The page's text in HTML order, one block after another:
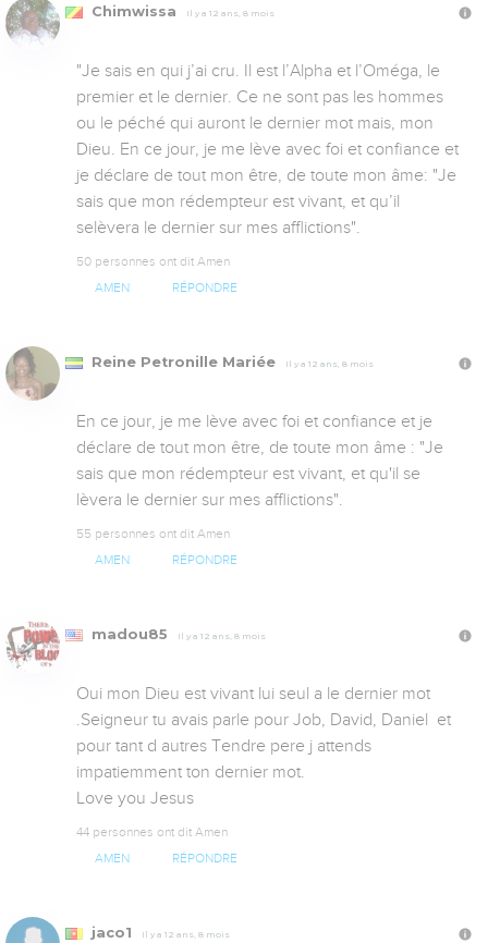
Chimwissa Il y a 12 ans, 8 mois
"Je sais en qui j’ai cru. Il est l’Alpha et l’Oméga, le
premier et le dernier. Ce ne sont pas les hommes
ou le péché qui auront le dernier mot mais, mon
Dieu. En ce jour, je me lève avec foi et confiance et
je déclare de tout mon être, de toute mon âme: "Je
sais que mon rédempteur est vivant, et qu’il
selèvera le dernier sur mes afflictions".
50 personnes ont dit Amen
AMEN RÉPONDRE
Reine Petronille Mariée Il y a 12 ans, 8 mois
En ce jour, je me lève avec foi et confiance et je
déclare de tout mon être, de toute mon âme : "Je
sais que mon rédempteur est vivant, et qu'il se
lèvera le dernier sur mes afflictions".
55 personnes ont dit Amen
AMEN RÉPONDRE
madou85 Il y a 12 ans, 8 mois
Oui mon Dieu est vivant lui seul a le dernier mot
.Seigneur tu avais parle pour Job, David, Daniel  et
pour tant d autres Tendre pere j attends
impatiemment ton dernier mot.
Love you Jesus
44 personnes ont dit Amen
AMEN RÉPONDRE
jaco1 Il y a 12 ans, 8 mois